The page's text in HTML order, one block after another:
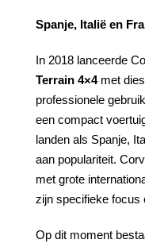
Spanje, Italië en
In 2018 lanceerde
Terrain 4×4 met
professionele
een compact
landen als Spanje,
aan populariteit.
met grote
zijn specifieke focus
Op dit moment